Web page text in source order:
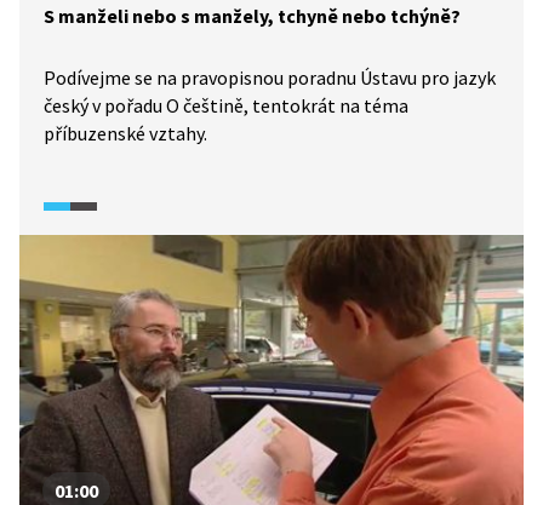
S manželi nebo s manžely, tchyně nebo tchýně?
Podívejme se na pravopisnou poradnu Ústavu pro jazyk
český v pořadu O češtině, tentokrát na téma
příbuzenské vztahy.
01:00